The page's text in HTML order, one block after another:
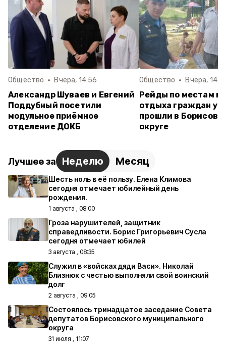
Общество Вчера, 14:56
Александр Шуваев и Евгений
Поддубный посетили
модульное приёмное
отделение ДОКБ
Общество Вчера,
Рейды по местам
отдыха граждан у
прошли в
округе
Лучшее за Неделю Месяц
Шесть ноль в её пользу. Елена Климова
сегодня отмечает юбилейный день
рождения.
1 августа , 08:00
Гроза нарушителей, защитник
справедливости. Борис Григорьевич Сусла
сегодня отмечает юбилей
3 августа , 08:35
Служил в «войсках дяди Васи». Николай
Близнюк с честью выполняли свой воинский
долг
2 августа , 09:05
Состоялось тринадцатое заседание Совета
депутатов Борисовского муниципального
округа
31 июля , 11:07